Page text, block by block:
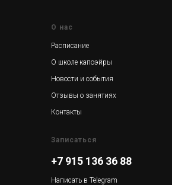
О нас
Расписание
О школе капоэйры
Новости и события
Отзывы о занятиях
Контакты
Записаться
+7 915 136 36 88
Написать в Telegram